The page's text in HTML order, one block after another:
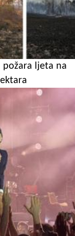
požara ljeta na